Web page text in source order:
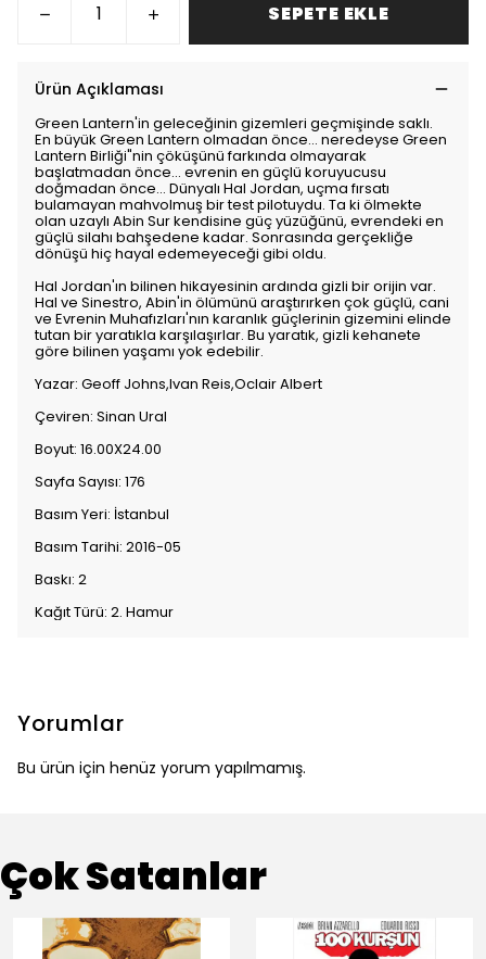
SEPETE EKLE
Ürün Açıklaması
Green Lantern'in geleceğinin gizemleri geçmişinde saklı.
En büyük Green Lantern olmadan önce... neredeyse Green
Lantern Birliği"nin çöküşünü farkında olmayarak
başlatmadan önce... evrenin en güçlü koruyucusu
doğmadan önce... Dünyalı Hal Jordan, uçma fırsatı
bulamayan mahvolmuş bir test pilotuydu. Ta ki ölmekte
olan uzaylı Abin Sur kendisine güç yüzüğünü, evrendeki en
güçlü silahı bahşedene kadar. Sonrasında gerçekliğe
dönüşü hiç hayal edemeyeceği gibi oldu.
Hal Jordan'ın bilinen hikayesinin ardında gizli bir orijin var.
Hal ve Sinestro, Abin'in ölümünü araştırırken çok güçlü, cani
ve Evrenin Muhafızları'nın karanlık güçlerinin gizemini elinde
tutan bir yaratıkla karşılaşırlar. Bu yaratık, gizli kehanete
göre bilinen yaşamı yok edebilir.
Yazar: Geoff Johns,Ivan Reis,Oclair Albert
Çeviren: Sinan Ural
Boyut: 16.00X24.00
Sayfa Sayısı: 176
Basım Yeri: İstanbul
Basım Tarihi: 2016-05
Baskı: 2
Kağıt Türü: 2. Hamur
Yorumlar
Bu ürün için henüz yorum yapılmamış.
Çok Satanlar